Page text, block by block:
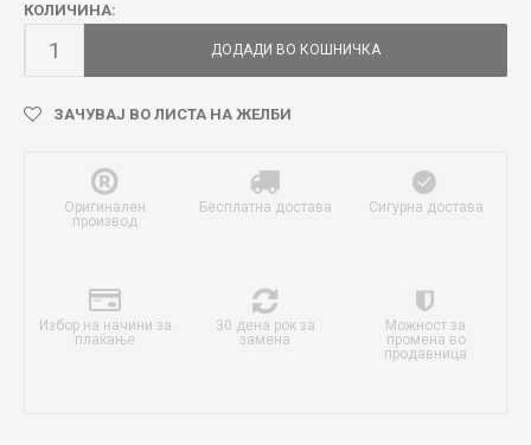
КОЛИЧИНА:
ДОДАДИ ВО КОШНИЧКА
ЗАЧУВАЈ ВО ЛИСТА НА ЖЕЛБИ
Оригинален
производ
Бесплатна достава Сигурна достава
Избор на начини за
плаќање
30 дена рок за
замена
Можност за
промена во
продавница